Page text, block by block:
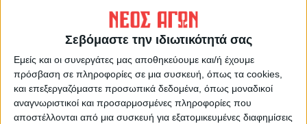
Σεβόμαστε την ιδιωτικότητά σας
Εμείς και οι συνεργάτες μας αποθηκεύουμε και/ή έχουμε
πρόσβαση σε πληροφορίες σε μια συσκευή, όπως τα cookies,
και επεξεργαζόμαστε προσωπικά δεδομένα, όπως μοναδικοί
αναγνωριστικοί και προσαρμοσμένες πληροφορίες που
αποστέλλονται από μια συσκευή για εξατομικευμένες διαφημίσεις